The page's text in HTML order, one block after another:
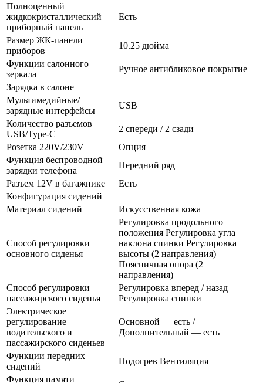
Полноценный
жидкокристаллический
приборный панель
Есть
Размер ЖК-панели
приборов
10.25 дюйма
Функции салонного
зеркала
Ручное антибликовое покрытие
Зарядка в салоне
Мультимедийные/
зарядные интерфейсы
USB
Количество разъемов
USB/Type-C
2 спереди / 2 сзади
Розетка 220V/230V
Опция
Функция беспроводной
зарядки телефона
Передний ряд
Разъем 12V в багажнике
Есть
Конфигурация сидений
Материал сидений
Искусственная кожа
Способ регулировки
основного сиденья
Регулировка продольного
положения Регулировка угла
наклона спинки Регулировка
высоты (2 направления)
Поясничная опора (2
направления)
Способ регулировки
пассажирского сиденья
Регулировка вперед / назад
Регулировка спинки
Электрическое
регулирование
водительского и
пассажирского сиденьев
Основной — есть /
Дополнительный — есть
Функции передних
сидений
Подогрев Вентиляция
Функция памяти